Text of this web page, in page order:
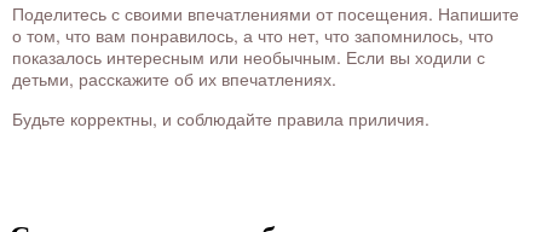
Поделитесь с своими впечатлениями от посещения. Напишите
о том, что вам понравилось, а что нет, что запомнилось, что
показалось интересным или необычным. Если вы ходили с
детьми, расскажите об их впечатлениях.
Будьте корректны, и соблюдайте правила приличия.